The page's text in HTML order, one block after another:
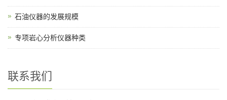
石油仪器的发展规模
专项岩心分析仪器种类
联系我们